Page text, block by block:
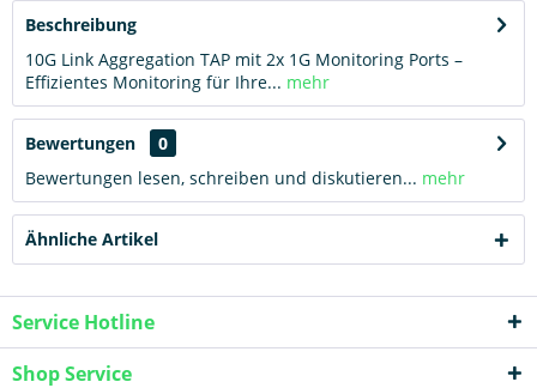
Beschreibung
10G Link Aggregation TAP mit 2x 1G Monitoring Ports –
Effizientes Monitoring für Ihre... mehr
Bewertungen
0
Bewertungen lesen, schreiben und diskutieren... mehr
Ähnliche Artikel
Service Hotline
Shop Service